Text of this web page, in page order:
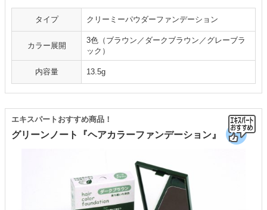
タイプ クリーミーパウダーファンデーション
カラー展開
3色（ブラウン／ダークブラウン／グレーブラ
ック）
内容量 13.5g
グリーンノート『ヘアカラーファンデーション』
エキスパートおすすめ商品！